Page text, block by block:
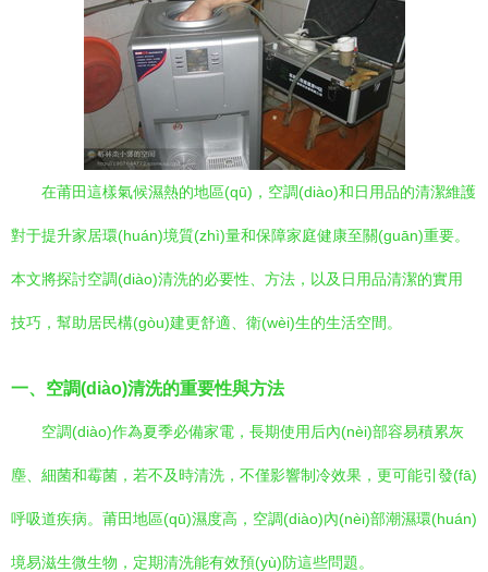
在莆田這樣氣候濕熱的地區(qū)，空調(diào)和日用品的清潔維護
對于提升家居環(huán)境質(zhì)量和保障家庭健康至關(guān)重要。
本文將探討空調(diào)清洗的必要性、方法，以及日用品清潔的實用
技巧，幫助居民構(gòu)建更舒適、衛(wèi)生的生活空間。
一、空調(diào)清洗的重要性與方法
空調(diào)作為夏季必備家電，長期使用后內(nèi)部容易積累灰
塵、細菌和霉菌，若不及時清洗，不僅影響制冷效果，更可能引發(fā)
呼吸道疾病。莆田地區(qū)濕度高，空調(diào)內(nèi)部潮濕環(huán)
境易滋生微生物，定期清洗能有效預(yù)防這些問題。